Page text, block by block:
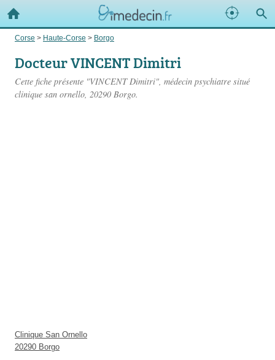
Corse > Haute-Corse > Borgo
Docteur VINCENT Dimitri
Cette fiche présente "VINCENT Dimitri", médecin psychiatre situé
clinique san ornello, 20290 Borgo.
Clinique San Ornello
20290 Borgo